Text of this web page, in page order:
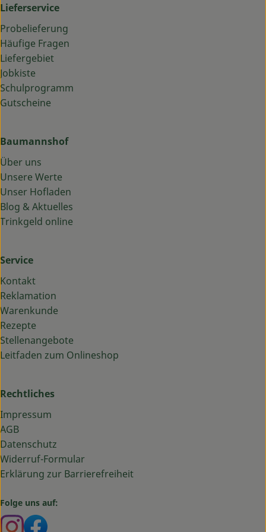
Lieferservice
Probelieferung
Häufige Fragen
Liefergebiet
Jobkiste
Schulprogramm
Gutscheine
Baumannshof
Über uns
Unsere Werte
Unser Hofladen
Blog & Aktuelles
Trinkgeld online
Service
Kontakt
Reklamation
Warenkunde
Rezepte
Stellenangebote
Leitfaden zum Onlineshop
Rechtliches
Impressum
AGB
Datenschutz
Widerruf-Formular
Erklärung zur Barrierefreiheit
Folge uns auf:
Externer Link zu https://www.instagram.com/
Externer Link zu https://www.facebook.com/